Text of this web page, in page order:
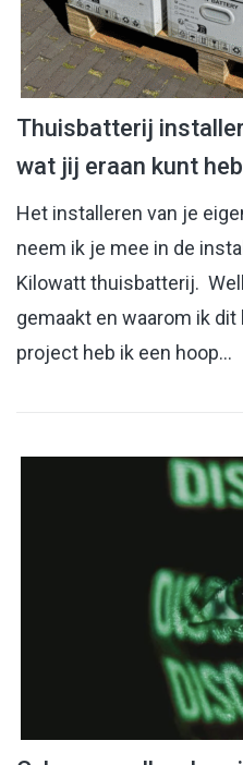
Thuisbatterij
wat jij eraan kunt
Het installeren van je
neem ik je mee in de
Kilowatt thuisbatterij.
gemaakt en waarom ik
project heb ik een hoop…